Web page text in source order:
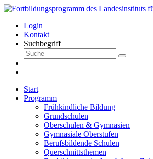
Login
Kontakt
Suchbegriff
Start
Programm
Frühkindliche Bildung
Grundschulen
Oberschulen & Gymnasien
Gymnasiale Oberstufen
Berufsbildende Schulen
Querschnittsthemen